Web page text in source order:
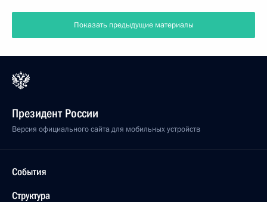
Показать предыдущие материалы
Президент России
Версия официального сайта для мобильных устройств
События
Структура